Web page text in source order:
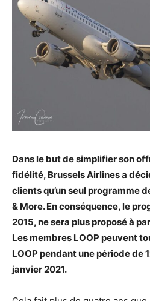
Dans le but de simplifier son
fidélité, Brussels Airlines a
clients qu’un seul programme
& More. En conséquence, le
2015, ne sera plus proposé à
Les membres LOOP peuvent
LOOP pendant une période de
janvier 2021.